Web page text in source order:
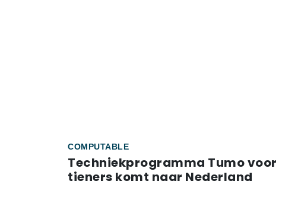
COMPUTABLE
Techniekprogramma Tumo voor
tieners komt naar Nederland